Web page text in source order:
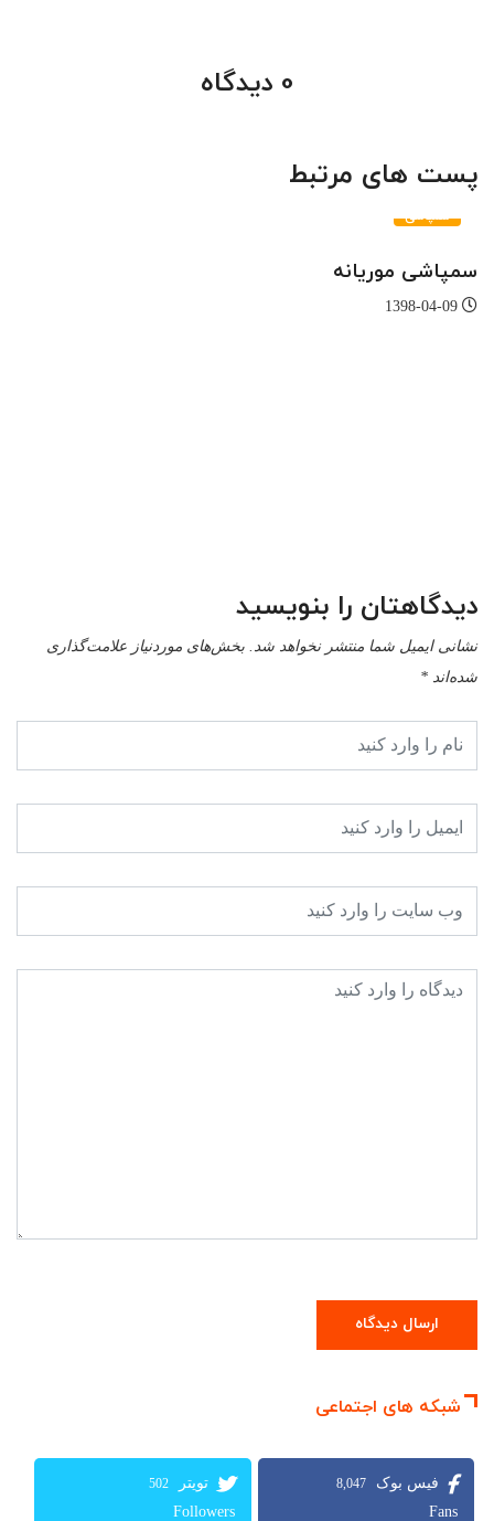
0 دیدگاه
پست های مرتبط
سمپاشی
سمپاشی موریانه
دیدگاهتان را بنویسید
نشانی ایمیل شما منتشر نخواهد شد. بخش‌های موردنیاز علامت‌گذاری
شده‌اند *
شبکه های اجتماعی
8,047
Fans
502
Followers